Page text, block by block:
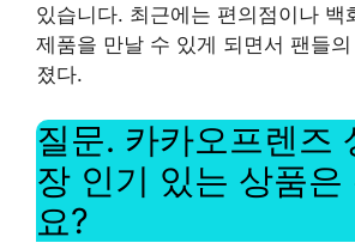
있습니다. 최근에는 편의점이나 백
제품을 만날 수 있게 되면서 팬들
졌다.
질문. 카카오프렌즈
장 인기 있는 상품은
요?